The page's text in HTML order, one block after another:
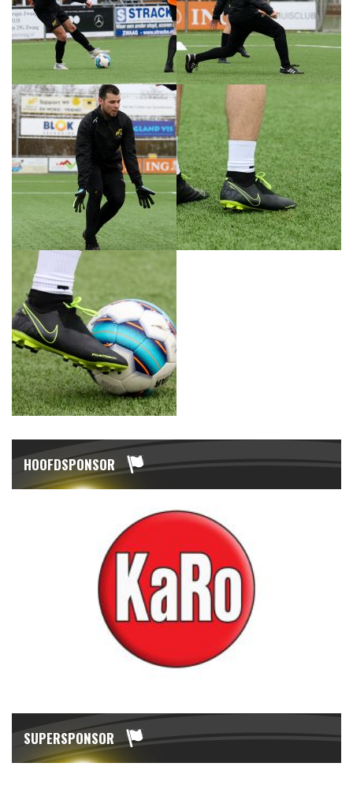
HOOFDSPONSOR
SUPERSPONSOR